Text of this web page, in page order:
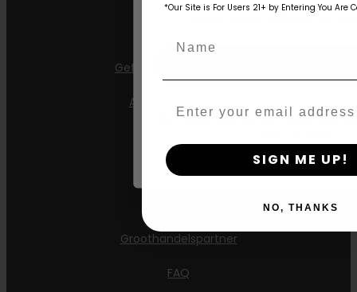
Gefeminiseerde zaden
AutoFlower Zaden
Triploïde zaden
Groothandelspartner
FAQ
By clicking AGREE & ENTER, you
*Our Site is For Users 21+ by Entering You Are
SIGN ME UP!
NO, THANKS